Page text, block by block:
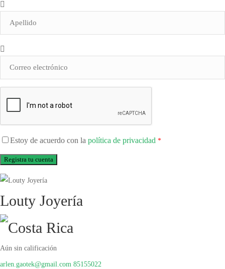
Estoy de acuerdo con la política de privacidad *
Louty Joyería
Aún sin calificación
arlen.gaotek@gmail.com 85155022